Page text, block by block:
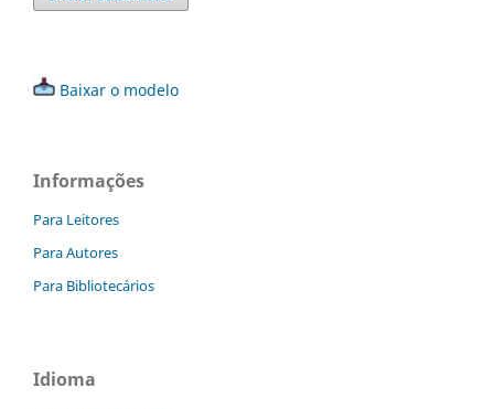
Baixar o modelo
Informações
Para Leitores
Para Autores
Para Bibliotecários
Idioma